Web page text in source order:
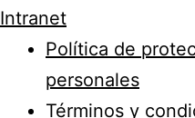
Intranet
Política de
personales
Términos y